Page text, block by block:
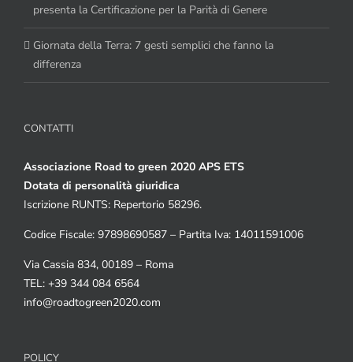
presenta la Certificazione per la Parità di Genere
Giornata della Terra: 7 gesti semplici che fanno la
differenza
CONTATTI
Associazione Road to green 2020 APS ETS
Dotata di personalità giuridica
Iscrizione RUNTS: Repertorio 58296.
Codice Fiscale: 97898690587 – Partita Iva: 14011591006
Via Cassia 834, 00189 – Roma
TEL: +39 344 084 6564
info@roadtogreen2020.com
POLICY